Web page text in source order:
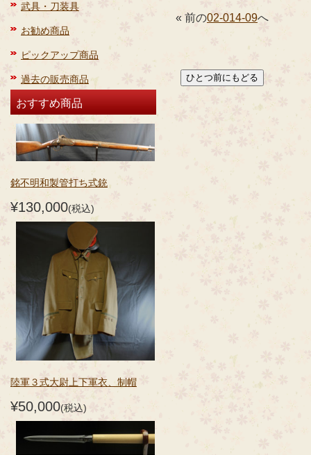
武具・刀装具
お勧め商品
ピックアップ商品
過去の販売商品
おすすめ商品
銘不明和製管打ち式銃
¥130,000(税込)
陸軍３式大尉上下軍衣、制帽
¥50,000(税込)
« 前の02-014-09へ